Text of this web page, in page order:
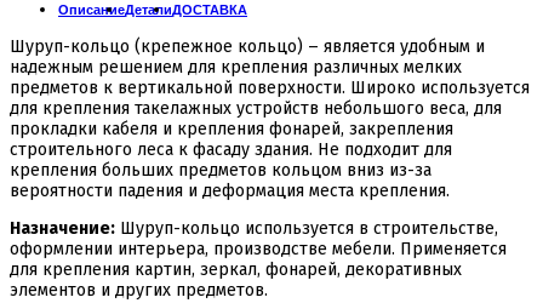
ОписаниеДеталиДОСТАВКА
Шуруп-кольцо (крепежное кольцо) – является удобным и
надежным решением для крепления различных мелких
предметов к вертикальной поверхности. Широко используется
для крепления такелажных устройств небольшого веса, для
прокладки кабеля и крепления фонарей, закрепления
строительного леса к фасаду здания. Не подходит для
крепления больших предметов кольцом вниз из-за
вероятности падения и деформация места крепления.
Назначение: Шуруп-кольцо используется в строительстве,
оформлении интерьера, производстве мебели. Применяется
для крепления картин, зеркал, фонарей, декоративных
элементов и других предметов.